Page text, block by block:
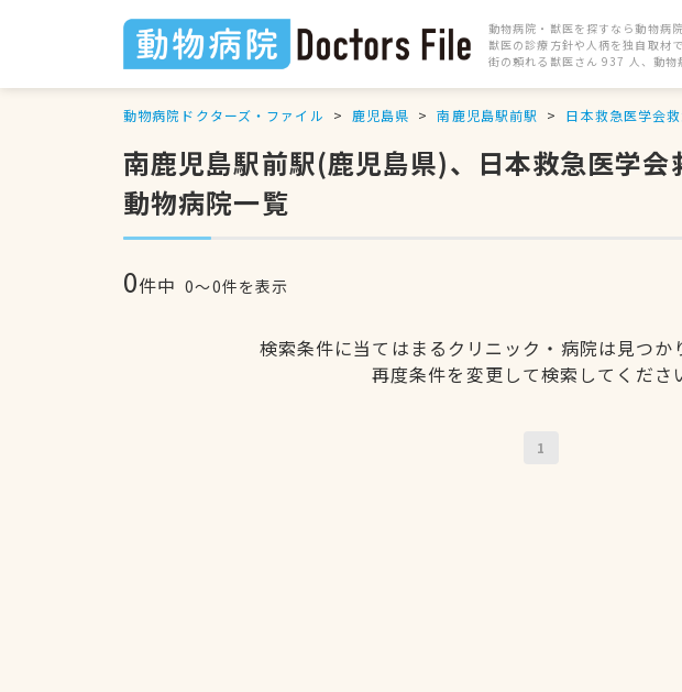
動物病院・獣医を探すなら動物病
獣医の診療方針や人柄を独自取材
街の頼れる獣医さん 937 人、動
動物病院ドクターズ・ファイル 鹿児島県 南鹿児島駅前駅 日本救急医学会
南鹿児島駅前駅(鹿児島県)、日本救急医学会
動物病院一覧
0件中 0〜0件を表示
検索条件に当てはまるクリニック・病院は見つか
再度条件を変更して検索してくださ
1